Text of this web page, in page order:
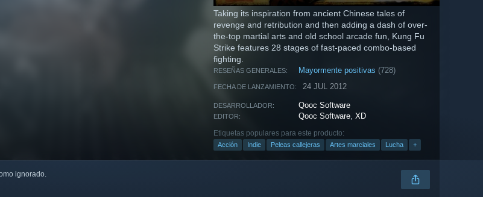
Taking its inspiration from ancient Chinese tales of
revenge and retribution and then adding a dash of over-
the-top martial arts and old school arcade fun, Kung Fu
Strike features 28 stages of fast-paced combo-based
fighting.
RESEÑAS GENERALES: Mayormente positivas (728)
FECHA DE LANZAMIENTO: 24 JUL 2012
DESARROLLADOR: Qooc Software
EDITOR: Qooc Software,XD
Etiquetas populares para este producto:
Acción Indie Peleas callejeras Artes marciales Lucha +
ignorado.